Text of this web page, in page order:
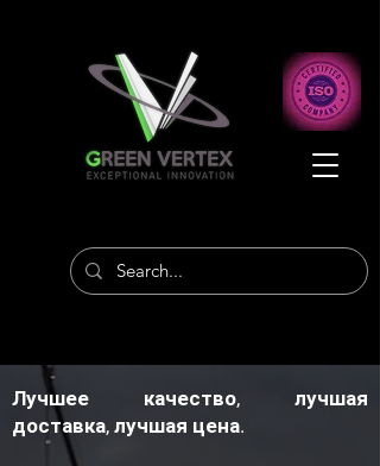
Лучшее качество, лучшая
доставка, лучшая цена.